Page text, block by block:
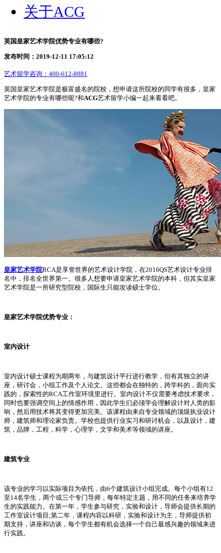
关于ACG
英国皇家艺术学院优势专业有哪些?
发布时间：2019-12-11 17:05:12
艺术留学咨询： 400-612-8881
英国皇家艺术学院是极富盛名的院校，想申请这所院校的同学有很多，皇家
艺术学院的专业有哪些呢?和ACG艺术留学小编一起来看看吧。
皇家艺术学院RCA是享誉世界的艺术设计学院，在2016QS艺术设计专业排
名中，排名全世界第一。很多人想要申请皇家艺术学院的本科，但其实皇家
艺术学院是一所研究型院校，国际生只能攻读硕士学位。
皇家艺术学院优势专业：
室内设计
室内设计硕士课程为期两年，与建筑设计平行进行教学，但有其独立的讲
座，研讨会，小组工作及个人论文。这些都会在独特的，跨学科的，面向实
践的，探索性的RCA工作室环境里进行。室内设计不仅需要考虑技术要求，
同时也要强调空间上的情感作用，因此学生们必须学会理解设计对人类的影
响，然后用技术将其变得更加完美。该课程由来自专业领域的顶级执业设计
师，建筑师和理论家负责。学校也提供行业实习和研讨机会，以及设计，建
筑，品牌，工程，科学，心理学，文学和美术等领域的讲座。
建筑专业
该专业的学习以实际项目为依托，由6个建筑设计小组完成。每个小组有12
至14名学生，两个或三个专门导师，每年特定主题，用不同的任务来培养学
生的实践能力。在第一年，学生参与研究，实验和设计，导师会提供长期的
工作室设计项目;第二年，课程内容以科研，实验和设计为主，导师提供初
期支持，讲座和访谈，每个学生都有机会选择一个自己最感兴趣的领域来进
行实践。